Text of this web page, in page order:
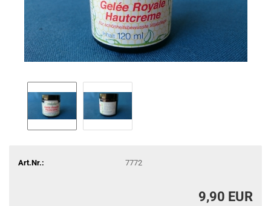
Art.Nr.: 7772
9,90 EUR